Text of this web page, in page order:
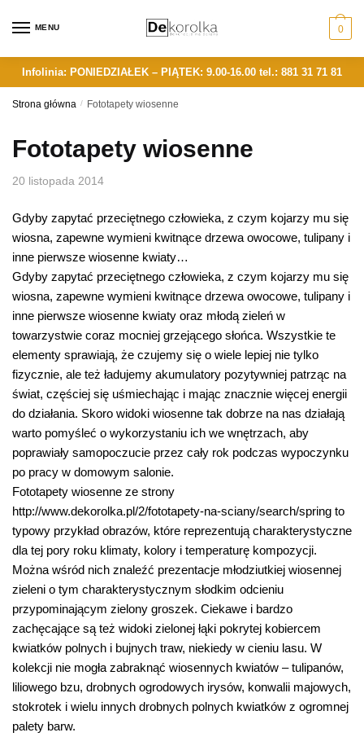
MENU 0
Infolinia: PONIEDZIAŁEK – PIĄTEK: 9.00-16.00 tel.: 881 31 71 81
Strona główna / Fototapety wiosenne
Fototapety wiosenne
20 listopada 2014
Gdyby zapytać przeciętnego człowieka, z czym kojarzy mu się
wiosna, zapewne wymieni kwitnące drzewa owocowe, tulipany i
inne pierwsze wiosenne kwiaty…
Gdyby zapytać przeciętnego człowieka, z czym kojarzy mu się
wiosna, zapewne wymieni kwitnące drzewa owocowe, tulipany i
inne pierwsze wiosenne kwiaty oraz młodą zieleń w
towarzystwie coraz mocniej grzejącego słońca. Wszystkie te
elementy sprawiają, że czujemy się o wiele lepiej nie tylko
fizycznie, ale też ładujemy akumulatory pozytywniej patrząc na
świat, częściej się uśmiechając i mając znacznie więcej energii
do działania. Skoro widoki wiosenne tak dobrze na nas działają
warto pomyśleć o wykorzystaniu ich we wnętrzach, aby
poprawiały samopoczucie przez cały rok podczas wypoczynku
po pracy w domowym salonie.
Fototapety wiosenne ze strony
http://www.dekorolka.pl/2/fototapety-na-sciany/search/spring to
typowy przykład obrazów, które reprezentują charakterystyczne
dla tej pory roku klimaty, kolory i temperaturę kompozycji.
Można wśród nich znaleźć prezentacje młodziutkiej wiosennej
zieleni o tym charakterystycznym słodkim odcieniu
przypominającym zielony groszek. Ciekawe i bardzo
zachęcające są też widoki zielonej łąki pokrytej kobiercem
kwiatków polnych i bujnych traw, niekiedy w cieniu lasu. W
kolekcji nie mogła zabraknąć wiosennych kwiatów – tulipanów,
liliowego bzu, drobnych ogrodowych irysów, konwalii majowych,
stokrotek i wielu innych drobnych polnych kwiatków z ogromnej
palety barw.